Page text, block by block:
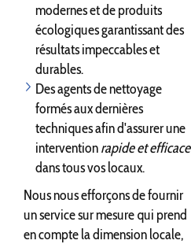
modernes et de produits
écologiques garantissant des
résultats impeccables et
durables.
Des agents de nettoyage
formés aux dernières
techniques afin d'assurer une
interventionrapide et efficace
dans tous vos locaux.
Nous nous efforçons de fournir
un service sur mesure qui prend
en compte la dimension locale,